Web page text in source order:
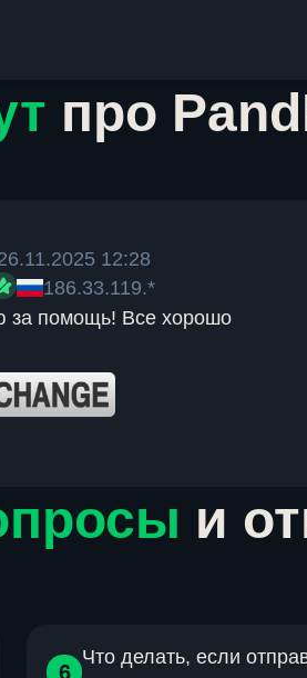
про
12:28
186.33.119.*
за помощь! Все хорошо
и
6
Что делать, если